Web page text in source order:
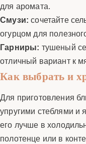
для аромата.
Смузи: сочетайте
огурцом для
Гарниры: тушеный
отличный вариант к
Как выбрать и
Для приготовления
упругими стеблями и
его лучше в
полотенце или в